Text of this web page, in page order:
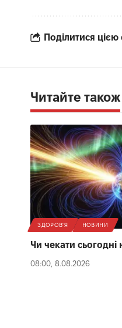
Поділитися цією
Читайте також
ЗДОРОВ'Я НОВИНИ
Чи чекати сьогодні
08:00, 8.08.2026